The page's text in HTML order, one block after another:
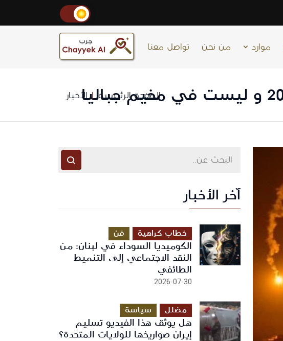
موارد من نحن تواصل معنا
الصفحة الرئيسية الأخبار
آخر الأخبار
خطاب كراهية فن
الكوميديا السوداء في لبنان: من
النقد الاجتماعي إلى التنميط
الطائفي
2026-07-30
مضلل سياسة
هل يوثق هذا الفيديو تسليم
إيران صواريخها للولايات المتحدة؟